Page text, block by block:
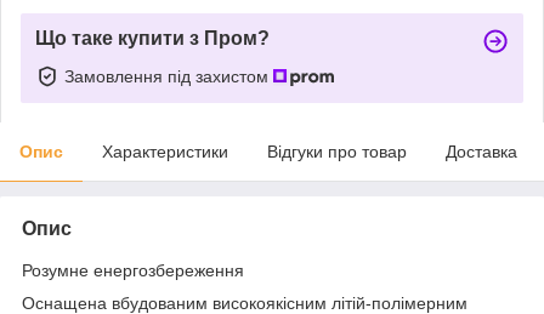
Що таке купити з Пром?
Замовлення під захистом
Опис Характеристики Відгуки про товар Доставка
Опис
Розумне енергозбереження
Оснащена вбудованим високоякісним літій-полімерним